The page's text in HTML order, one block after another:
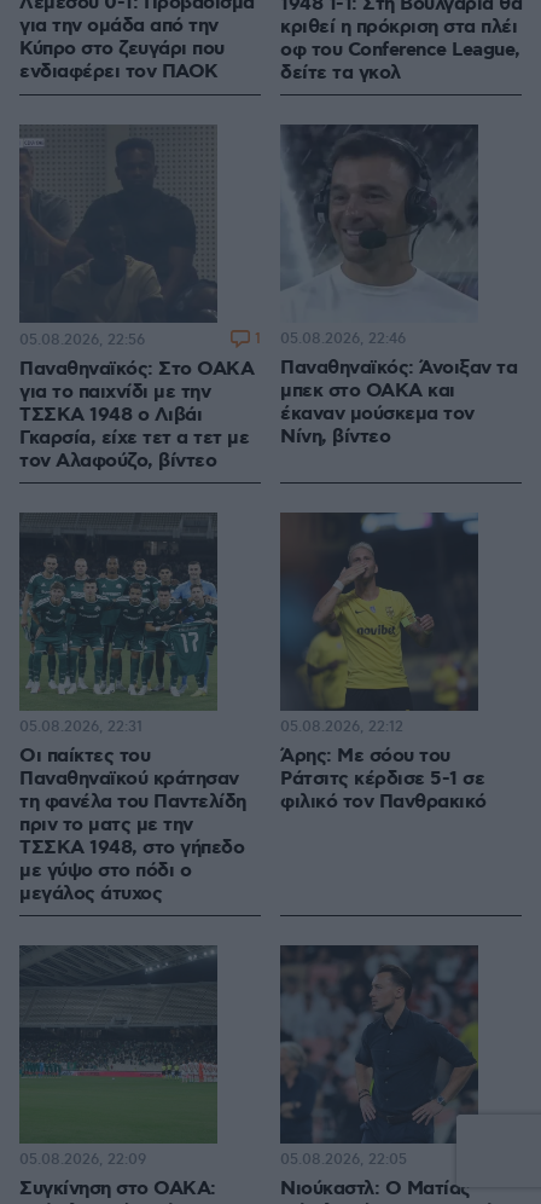
για την ομάδα από την
Κύπρο στο ζευγάρι που
ενδιαφέρει τον ΠΑΟΚ
κριθεί η πρόκριση στα πλέι
οφ του Conference League,
δείτε τα γκολ
Παναθηναϊκός: Στο ΟΑΚΑ
για το παιχνίδι με την
ΤΣΣΚΑ 1948 ο Λιβάι
Γκαρσία, είχε τετ α τετ με
τον Αλαφούζο, βίντεο
05.08.2026, 22:56 1
Παναθηναϊκός: Άνοιξαν τα
μπεκ στο ΟΑΚΑ και
έκαναν μούσκεμα τον
Νίνη, βίντεο
05.08.2026, 22:46
Οι παίκτες του
Παναθηναϊκού κράτησαν
τη φανέλα του Παντελίδη
πριν το ματς με την
ΤΣΣΚΑ 1948, στο γήπεδο
με γύψο στο πόδι ο
μεγάλος άτυχος
05.08.2026, 22:31
Άρης: Με σόου του
Ράτσιτς κέρδισε 5-1 σε
φιλικό τον Πανθρακικό
05.08.2026, 22:12
Συγκίνηση στο ΟΑΚΑ:
05.08.2026, 22:09
Νιούκαστλ: Ο Ματίας
05.08.2026, 22:05